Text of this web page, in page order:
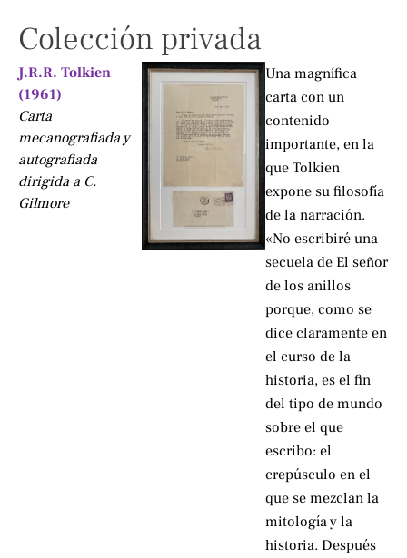
Colección privada
J.R.R. Tolkien
(1961)
Carta
mecanografiada y
autografiada
dirigida a C.
Gilmore
Una magnífica
carta con un
contenido
importante, en la
que Tolkien
expone su filosofía
de la narración.
«No escribiré una
secuela de El señor
de los anillos
porque, como se
dice claramente en
el curso de la
historia, es el fin
del tipo de mundo
sobre el que
escribo: el
crepúsculo en el
que se mezclan la
mitología y la
historia. Después